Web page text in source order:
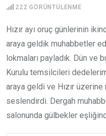
222 GÖRÜNTÜLENME
Hızır ayı oruç günlerinin
araya geldik muhabbetler
lokmaları payladık. Dün ve
Kurulu temsilcileri
araya geldi ve Hızır
seslendirdi. Dergah
salonunda gülbekler